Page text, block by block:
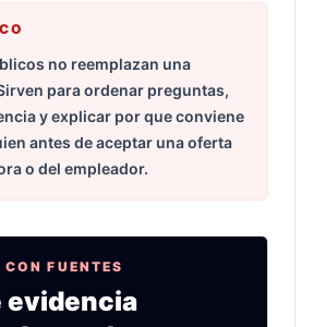
no reemplazan una
para ordenar preguntas,
y explicar por que conviene
antes de aceptar una oferta
o del empleador.
FUENTES
evidencia